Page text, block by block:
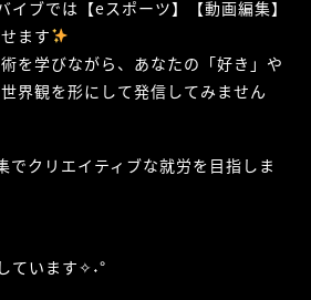
イブでは【eスポーツ】【動画編集】
ます
を学びながら、あなたの「好き」や
界観を形にして発信してみません
でクリエイティブな就労を目指しま
ています✧˖°